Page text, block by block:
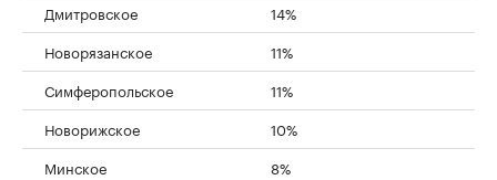
Дмитровское
14%
Новорязанское
11%
Симферопольское
11%
Новорижское
10%
Минское
8%